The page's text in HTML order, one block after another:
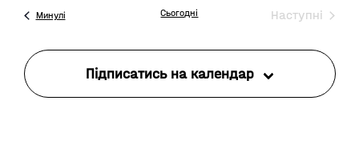
Views
МинуліПодії Сьогодні Наступні Події
Підписатись на календар